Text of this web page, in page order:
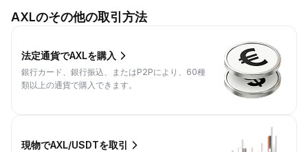
AXLのその他の取引方法
法定通貨でAXLを購入
銀行カード、銀行振込、またはP2Pにより、60種
類以上の通貨で購入できます。
現物でAXL/USDTを取引